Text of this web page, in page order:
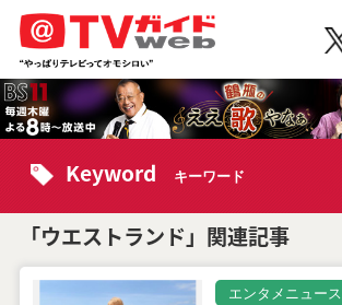
Keyword キーワード
「ウエストランド」関連記事
エンタメニュース